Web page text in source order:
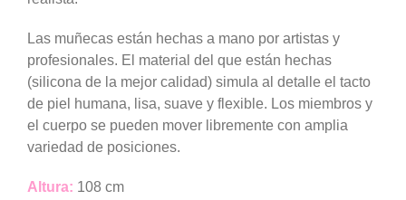
Las muñecas están hechas a mano por artistas y
profesionales. El material del que están hechas
(silicona de la mejor calidad) simula al detalle el tacto
de piel humana, lisa, suave y flexible. Los miembros y
el cuerpo se pueden mover libremente con amplia
variedad de posiciones.
Altura: 108 cm